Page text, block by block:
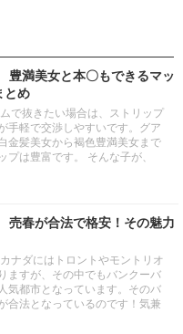
満美女と本〇もできるマッ
とめ
で抜きたい場合は、ストリップ
手軽で交渉しやすいです。グア
金髪美女から褐色豊満美女まで
は豊富です。 そんな子が、
春が合法で格安！その魅力
ナダにはトロントやモントリオ
ますが、その中でもバンクーバ
気都市となっています。そのバ
合法となっているのです！気兼